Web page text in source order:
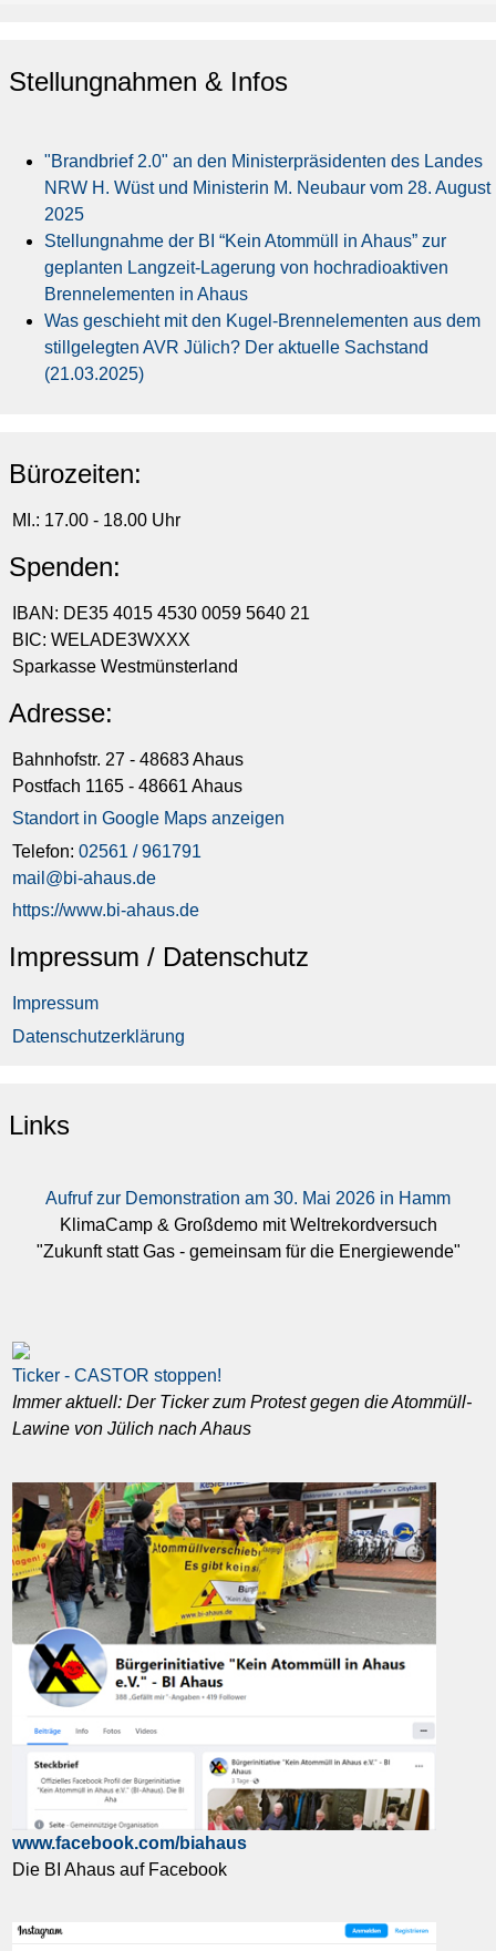
Stellungnahmen & Infos
"Brandbrief 2.0" an den Ministerpräsidenten des Landes
NRW H. Wüst und Ministerin M. Neubaur vom 28. August
2025
Stellungnahme der BI “Kein Atommüll in Ahaus” zur
geplanten Langzeit-Lagerung von hochradioaktiven
Brennelementen in Ahaus
Was geschieht mit den Kugel-Brennelementen aus dem
stillgelegten AVR Jülich? Der aktuelle Sachstand
(21.03.2025)
Bürozeiten:
MI.: 17.00 - 18.00 Uhr
Spenden:
IBAN: DE35 4015 4530 0059 5640 21
BIC: WELADE3WXXX
Sparkasse Westmünsterland
Adresse:
Bahnhofstr. 27 - 48683 Ahaus
Postfach 1165 - 48661 Ahaus
Standort in Google Maps anzeigen
Telefon:02561 / 961791
mail@bi-ahaus.de
https://www.bi-ahaus.de
Impressum / Datenschutz
Impressum
Datenschutzerklärung
Links
Aufruf zur Demonstration am 30. Mai 2026 in Hamm
KlimaCamp & Großdemo mit Weltrekordversuch
"Zukunft statt Gas - gemeinsam für die Energiewende"
Ticker - CASTOR stoppen!
Immer aktuell: Der Ticker zum Protest gegen die Atommüll-
Lawine von Jülich nach Ahaus
www.facebook.com/biahaus
Die BI Ahaus auf Facebook